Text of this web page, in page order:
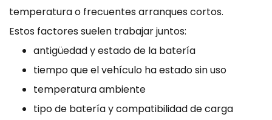
temperatura o frecuentes arranques cortos.
Estos factores suelen trabajar juntos:
antigüedad y estado de la batería
tiempo que el vehículo ha estado sin uso
temperatura ambiente
tipo de batería y compatibilidad de carga